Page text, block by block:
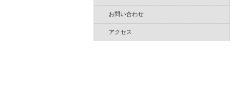
お問い合わせ
アクセス